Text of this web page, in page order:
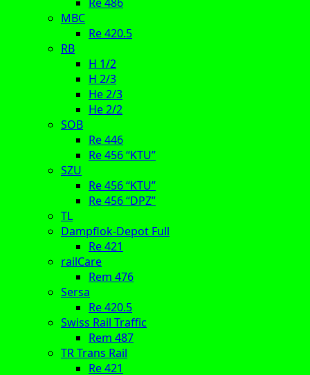
MBC
Re 420.5
RB
H 1/2
H 2/3
He 2/3
He 2/2
SOB
Re 446
Re 456 “KTU”
SZU
Re 456 “KTU”
Re 456 “DPZ”
TL
Dampflok-Depot Full
Re 421
railCare
Rem 476
Sersa
Re 420.5
Swiss Rail Traffic
Rem 487
TR Trans Rail
Re 421